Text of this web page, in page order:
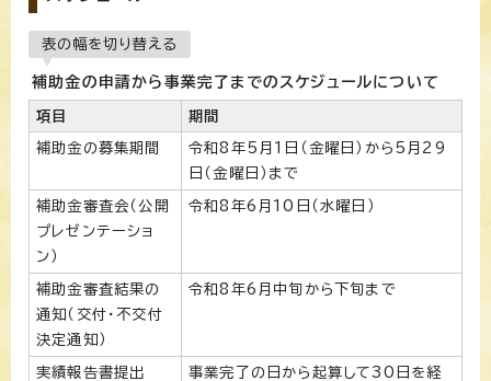
表の幅を切り替える
補助金の申請から事業完了までのスケジュールについて
項目 期間
補助金の募集期間
令和8年5月1日（金曜日）から5月29
日（金曜日）まで
補助金審査会（公開
プレゼンテーショ
ン）
令和8年6月10日（水曜日）
補助金審査結果の
通知（交付・不交付
決定通知）
令和8年6月中旬から下旬まで
実績報告書提出
事業完了の日から起算して30日を経